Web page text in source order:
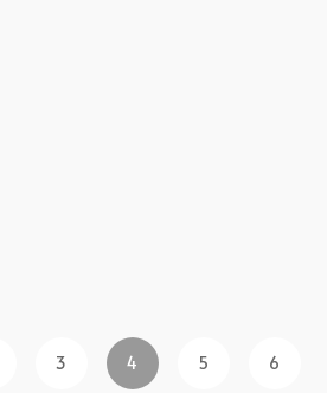
3 4 5 6